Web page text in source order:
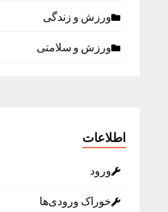
ورزش و زندگی
ورزش و سلامتی
اطلاعات
ورود
خوراک ورودی‌ها